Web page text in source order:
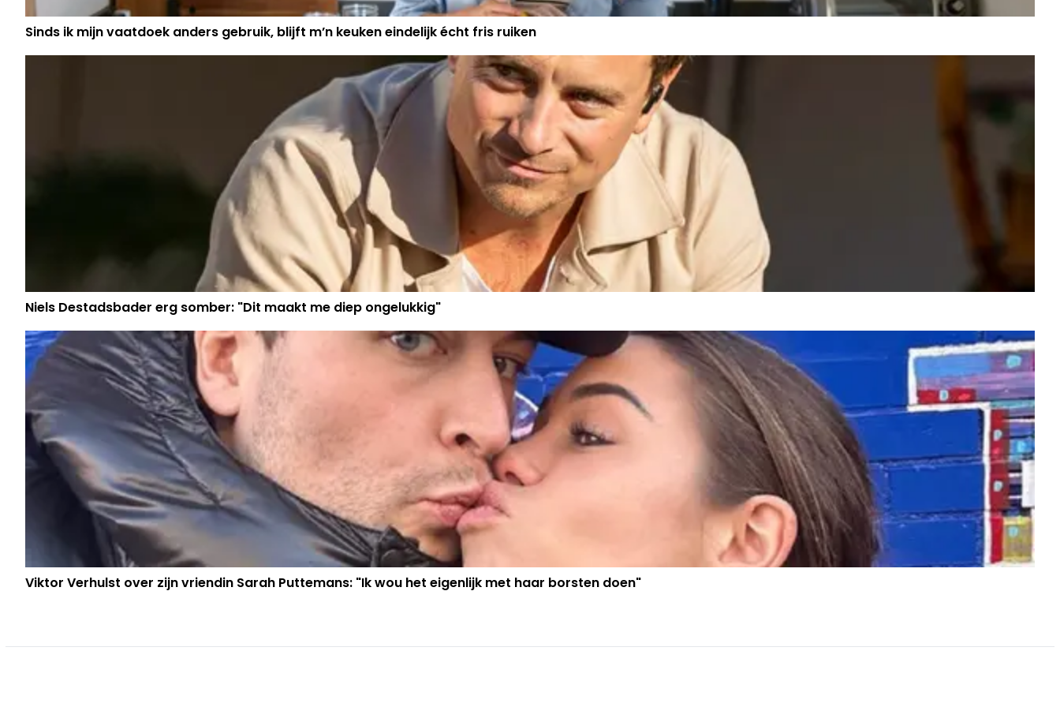
Sinds ik mijn vaatdoek anders gebruik, blijft m’n keuken eindelijk écht fris ruiken
Niels Destadsbader erg somber: "Dit maakt me diep ongelukkig"
Viktor Verhulst over zijn vriendin Sarah Puttemans: "Ik wou het eigenlijk met haar borsten doen"